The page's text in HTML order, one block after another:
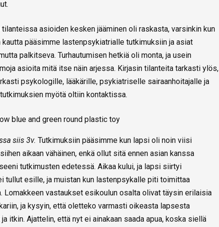
asioiden kesken jääminen oli raskasta, varsinkin kun
pääsimme lastenpsykiatrialle tutkimuksiin ja asiat
palkitseva. Turhautumisen hetkiä oli monta, ja usein
asioita mitä itse näin arjessa. Kirjasin tilanteita tarkasti ylös,
psykologille, lääkärille, psykiatriselle sairaanhoitajalle ja
myötä oltiin kontaktissa.
siis 3v. Tutkimuksiin pääsimme kun lapsi oli noin viisi
aikaan vähäinen, enkä ollut sitä ennen asian kanssa
tutkimusten edetessä. Aikaa kului, ja lapsi siirtyi
tullut esille, ja muistan kun lastenpsykalle piti toimittaa
vastaukset esikoulun osalta olivat täysin erilaisia
ja kysyin, että oletteko varmasti oikeasta lapsesta
itkin. Ajattelin, että nyt ei ainakaan saada apua, koska siellä